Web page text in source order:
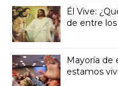
Él Vive:
de entre
Mayoría de
estamos